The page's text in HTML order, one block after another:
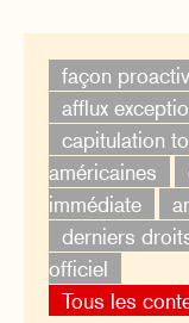
façon
afflux
capitulation
américaines
immédiate
derniers
officiel
Tous les